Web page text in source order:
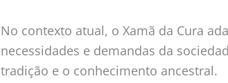
No contexto atual, o Xamã da Cura
necessidades e demandas da
tradição e o conhecimento ancestral.